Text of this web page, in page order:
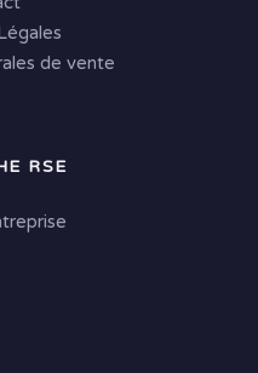
de vente
RSE